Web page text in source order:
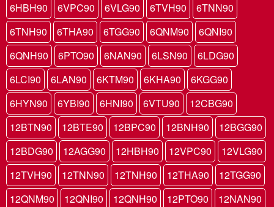
6HBH90
6VPC90 6VLG90 6TVH90
6TNN90
6TNH90
6THA90 6TGG90 6QNM90
6QNI90
6QNH90
6PTO90 6NAN90 6LSN90
6LDG90
6LCI90
6LAN90 6KTM90 6KHA90
6KGG90
6HYN90
6YBI90 6HNI90 6VTU90
12CBG90
12BTN90
12BTE90 12BPC90 12BNH90
12BGG90
12BDG90
12AGG90 12HBH90 12VPC90
12VLG90
12TVH90
12TNN90 12TNH90 12THA90
12TGG90
12QNM90
12QNI90 12QNH90 12PTO90
12NAN90